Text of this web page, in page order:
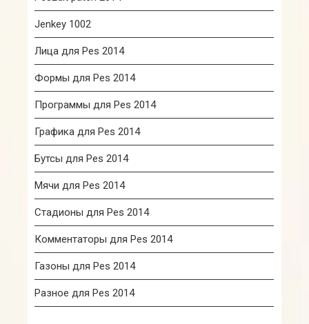
Jenkey 1002
Лица для Pes 2014
Формы для Pes 2014
Программы для Pes 2014
Графика для Pes 2014
Бутсы для Pes 2014
Мячи для Pes 2014
Стадионы для Pes 2014
Комментаторы для Pes 2014
Газоны для Pes 2014
Разное для Pes 2014